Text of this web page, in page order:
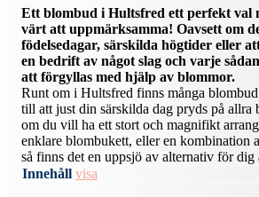
Ett blombud i Hultsfred ett perfekt val
värt att uppmärksamma! Oavsett om
födelsedagar, särskilda högtider eller
en bedrift av något slag och varje
att förgyllas med hjälp av blommor.
Runt om i Hultsfred finns många blombud
till att just din särskilda dag pryds på allra
om du vill ha ett stort och magnifikt
enklare blombukett, eller en kombination
så finns det en uppsjö av alternativ för dig
Innehåll visa